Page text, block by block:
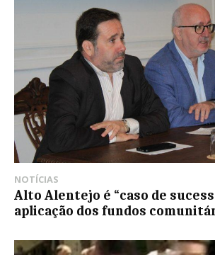
NOTÍCIAS
Alto Alentejo é “caso de
aplicação dos fundos